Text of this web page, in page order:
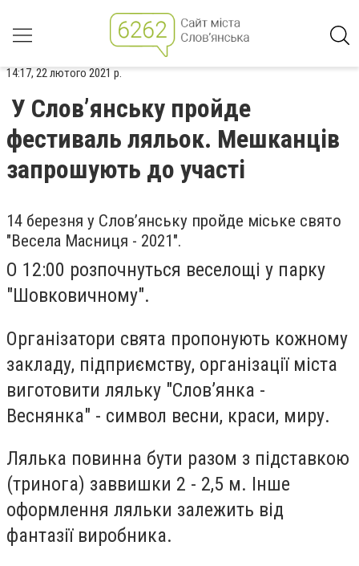
14:17, 22 лютого 2021 р.
У Слов’янську пройде
фестиваль ляльок. Мешканців
запрошують до участі
14 березня у Слов’янську пройде міське свято
"Весела Масниця - 2021".
О 12:00 розпочнуться веселощі у парку
"Шовковичному".
Організатори свята пропонують кожному
закладу, підприємству, організації міста
виготовити ляльку "Слов’янка -
Веснянка" - символ весни, краси, миру.
Лялька повинна бути разом з підставкою
(тринога) заввишки 2 - 2,5 м. Інше
оформлення ляльки залежить від
фантазії виробника.